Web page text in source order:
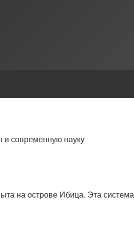
и современную науку
на острове Ибица. Эта система